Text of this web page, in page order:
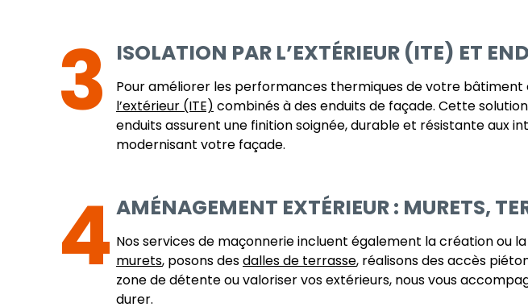
3 ISOLATION PAR L’EXTÉRIEUR (ITE) ET
Pour améliorer les performances thermiques de votre bâtiment
l’extérieur (ITE) combinés à des enduits de façade. Cette
enduits assurent une finition soignée, durable et résistante aux
modernisant votre façade.
4 AMÉNAGEMENT EXTÉRIEUR : MURETS,
Nos services de maçonnerie incluent également la création ou
murets, posons desdalles de terrasse, réalisons des accès
zone de détente ou valoriser vos extérieurs, nous vous
durer.